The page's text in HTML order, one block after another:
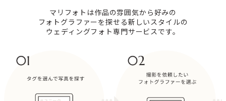
マリフォトは作品の雰囲気から好みの
フォトグラファーを探せる新しいスタイルの
ウェディングフォト専門サービスです。